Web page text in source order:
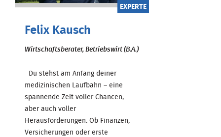
EXPERTE
Felix Kausch
Wirtschaftsberater, Betriebswirt (B.A.)
Du stehst am Anfang deiner
medizinischen Laufbahn – eine
spannende Zeit voller Chancen,
aber auch voller
Herausforderungen. Ob Finanzen,
Versicherungen oder erste